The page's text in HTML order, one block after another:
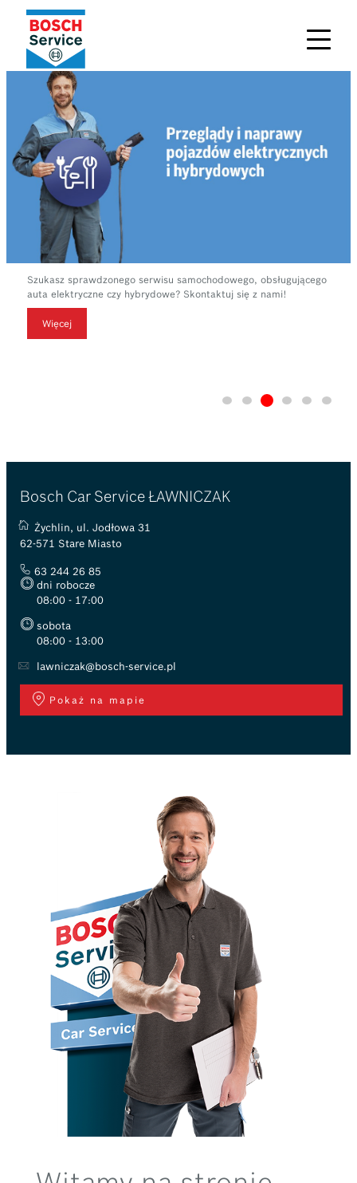
Szukasz sprawdzonego serwisu samochodowego, obsługującego
auta elektryczne czy hybrydowe? Skontaktuj się z nami!
Więcej
Bosch Car Service ŁAWNICZAK
Żychlin, ul. Jodłowa 31
62-571 Stare Miasto
63 244 26 85
dni robocze
08:00 - 17:00
sobota
08:00 - 13:00
lawniczak@bosch-service.pl
Pokaż na mapie